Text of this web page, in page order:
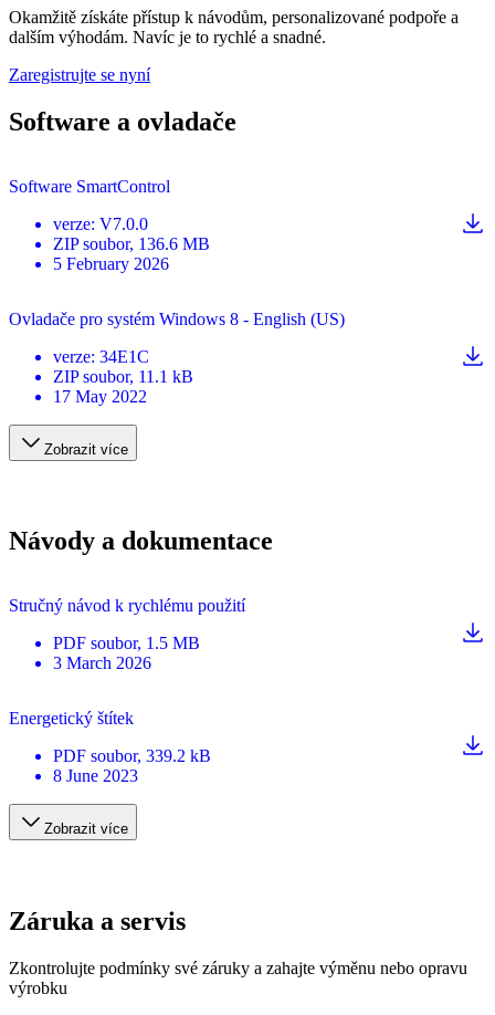
Okamžitě získáte přístup k návodům, personalizované podpoře a
dalším výhodám. Navíc je to rychlé a snadné.
Zaregistrujte se nyní
Software a ovladače
Software SmartControl
verze: V7.0.0
ZIP soubor, 136.6 MB
5 February 2026
Ovladače pro systém Windows 8 - English (US)
verze: 34E1C
ZIP soubor, 11.1 kB
17 May 2022
Zobrazit více
Návody a dokumentace
Stručný návod k rychlému použití
PDF soubor, 1.5 MB
3 March 2026
Energetický štítek
PDF soubor, 339.2 kB
8 June 2023
Zobrazit více
Záruka a servis
Zkontrolujte podmínky své záruky a zahajte výměnu nebo opravu
výrobku